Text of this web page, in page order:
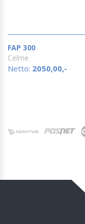
FAP 300
Celme
Netto: 2050,00,-